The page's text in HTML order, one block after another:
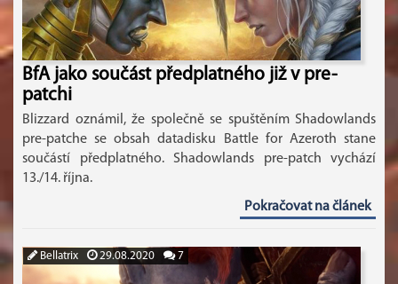
BfA jako součást předplatného již v pre-
patchi
Blizzard oznámil, že společně se spuštěním Shadowlands
pre-patche se obsah datadisku Battle for Azeroth stane
součástí předplatného. Shadowlands pre-patch vychází
13./14. října.
Pokračovat na článek
Bellatrix 29.08.2020 7